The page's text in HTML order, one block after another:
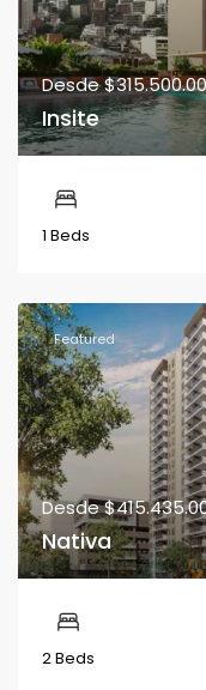
Desde
Insite
1 Beds
Featured
Desde
Nativa
2 Beds